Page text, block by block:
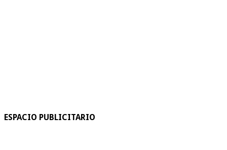
ESPACIO PUBLICITARIO